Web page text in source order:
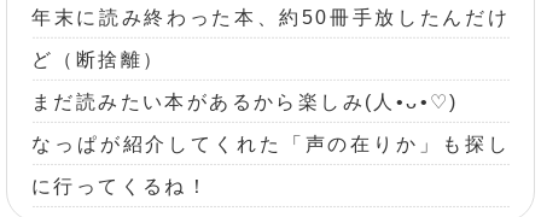
年末に読み終わった本、約50冊手放したんだけ
ど（断捨離）
まだ読みたい本があるから楽しみ(人•ᴗ•♡)
なっぱが紹介してくれた「声の在りか」も探し
に行ってくるね！